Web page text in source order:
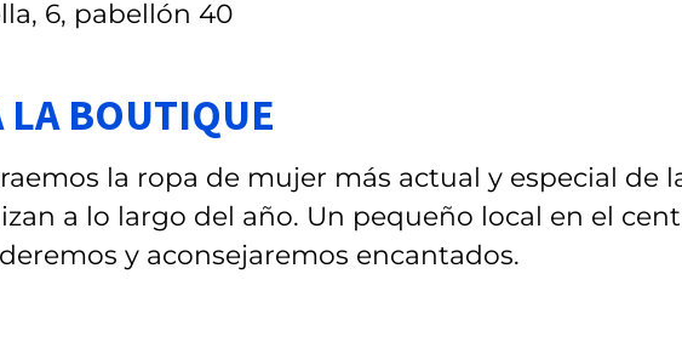
6, pabellón 40
BOUTIQUE
la ropa de mujer más actual y especial de
a lo largo del año. Un pequeño local en el
y aconsejaremos encantados.